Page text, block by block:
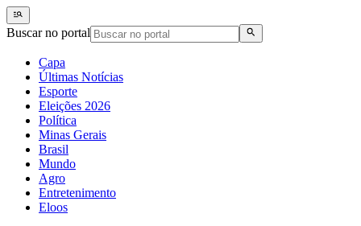
Buscar no portal
Capa
Últimas Notícias
Esporte
Eleições 2026
Política
Minas Gerais
Brasil
Mundo
Agro
Entretenimento
Eloos